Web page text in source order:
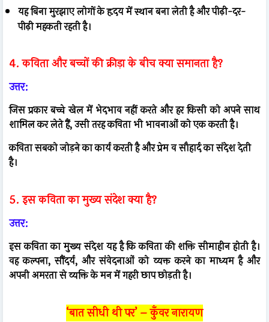
यह बिना मुरझाए लोगों के हृदय में स्थान बना लेती है और पीढ़ी-दर-
पीढ़ी महकती रहती है।
4. कविता और बच्चों की क्रीड़ा के बीच क्या समानता है?
उत्तर:
जिस प्रकार बच्चे खेल में भेदभाव नहीं करते और हर किसी को अपने साथ
शामिल कर लेते हैं, उसी तरह कविता भी भावनाओं को एक करती है।
कविता सबको जोड़ने का कार्य करती है और प्रेम व सौहार्द का संदेश देती
है।
5. इस कविता का मुख्य संदेश क्या है?
उत्तर:
इस कविता का मुख्य संदेश यह है कि कविता की शक्ति सीमाहीन होती है।
वह कल्पना, सौंदर्य, और संवेदनाओं को व्यक्त करने का माध्यम है और
अपनी अमरता से व्यक्ति के मन में गहरी छाप छोड़ती है।
‘बात सीधी थी पर’ – कुँवर नारायण